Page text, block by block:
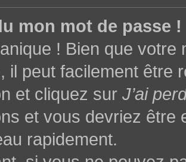
mon mot de passe !
! Bien que
il peut facilement être
et cliquez sur J’ai
et vous devriez être
rapidement.